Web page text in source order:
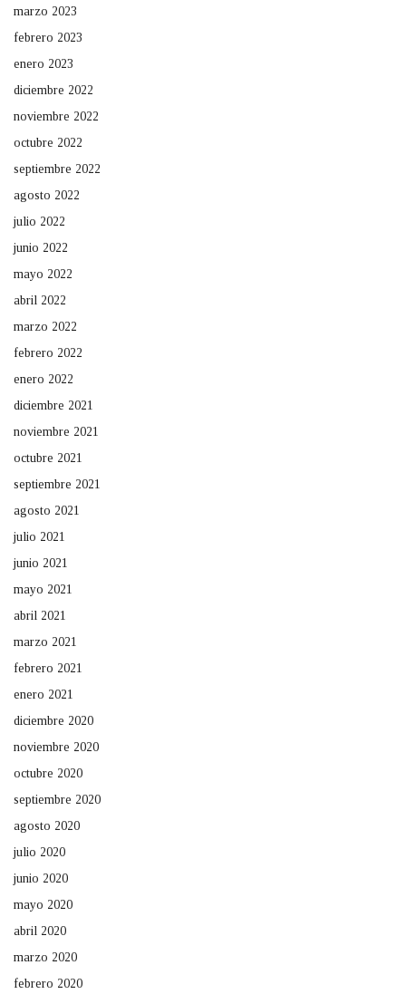
marzo 2023
febrero 2023
enero 2023
diciembre 2022
noviembre 2022
octubre 2022
septiembre 2022
agosto 2022
julio 2022
junio 2022
mayo 2022
abril 2022
marzo 2022
febrero 2022
enero 2022
diciembre 2021
noviembre 2021
octubre 2021
septiembre 2021
agosto 2021
julio 2021
junio 2021
mayo 2021
abril 2021
marzo 2021
febrero 2021
enero 2021
diciembre 2020
noviembre 2020
octubre 2020
septiembre 2020
agosto 2020
julio 2020
junio 2020
mayo 2020
abril 2020
marzo 2020
febrero 2020